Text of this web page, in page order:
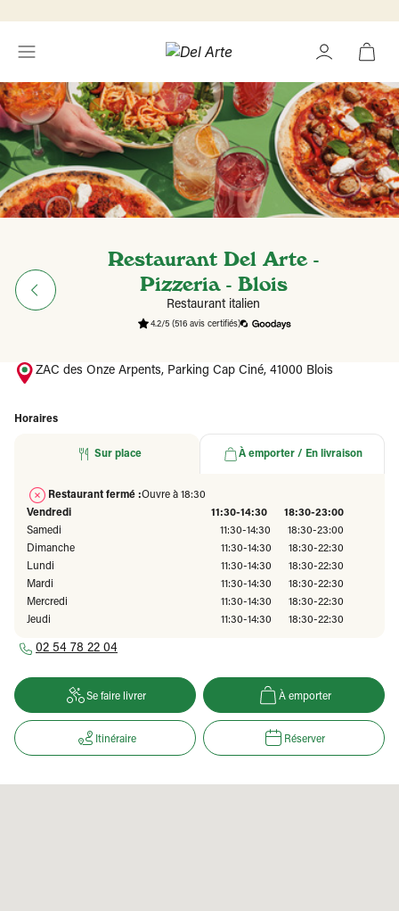
Restaurant Del Arte -
Pizzeria - Blois
Restaurant italien
4.2/5 (516 avis certifiés)
ZAC des Onze Arpents, Parking Cap Ciné, 41000 Blois
Horaires
Sur place À emporter / En livraison
Restaurant fermé :Ouvre à 18:30
Vendredi
11:30-14:30
18:30-23:00
Samedi
11:30-14:30
18:30-23:00
Dimanche
11:30-14:30
18:30-22:30
Lundi
11:30-14:30
18:30-22:30
Mardi
11:30-14:30
18:30-22:30
Mercredi
11:30-14:30
18:30-22:30
Jeudi
11:30-14:30 18:30-22:30
02 54 78 22 04
Se faire livrer À emporter
Itinéraire Réserver